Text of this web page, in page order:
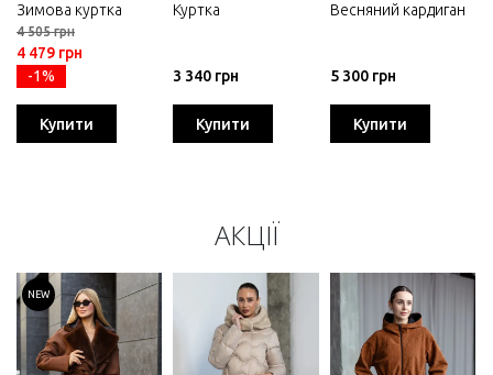
Зимова куртка
4 505 грн
4 479 грн
-1%
Купити
Куртка
3 340 грн
Купити
Весняний кардиган
5 300 грн
Купити
АКЦІЇ
NEW